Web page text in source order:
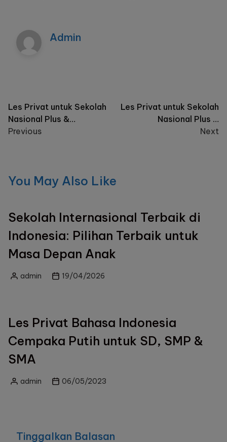
Admin
Post
navigation
Les Privat untuk Sekolah
Nasional Plus &
International School di
Previous
Les Privat untuk Sekolah
Nasional Plus &
International School
Next
You May Also Like
Sekolah Internasional Terbaik di
Indonesia: Pilihan Terbaik untuk
Masa Depan Anak
Postedadmin 19/04/2026
Les Privat Bahasa Indonesia
Cempaka Putih untuk SD, SMP &
SMA
Postedadmin 06/05/2023
Tinggalkan Balasan